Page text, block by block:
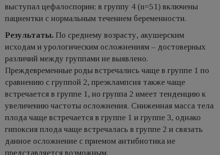
выступал цефалоспорин; в группу 4 (n=51) включены
пациентки с нормальным течением беременности.
Результаты. По среднему возрасту, акушерским
исходам и урологическим осложнениям – достоверных
различий между группами не выявлено.
Преждевременные роды встречались чаще в группе 1 по
сравнению с группой 2, преэклампсия также чаще
встречается в группе 1, но группа 2 имеет тенденцию к
увеличению частоты осложнения. Сниженная масса тела
плода чаще встречается в группе 1 и группе 3, однако
гипоксия плода чаще встречалась в группе 2 и связать
данное осложнение с приемом антибиотика не
представляется возможным.